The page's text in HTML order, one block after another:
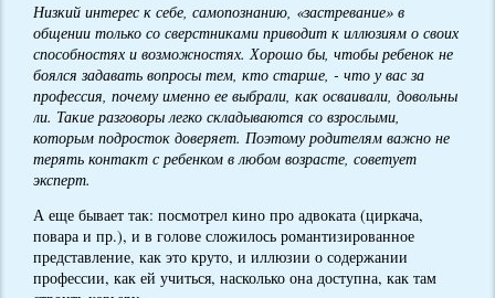
Низкий интерес к себе, самопознанию, «застревание» в
общении только со сверстниками приводит к иллюзиям о своих
способностях и возможностях. Хорошо бы, чтобы ребенок не
боялся задавать вопросы тем, кто старше, - что у вас за
профессия, почему именно ее выбрали, как осваивали, довольны
ли. Такие разговоры легко складываются со взрослыми,
которым подросток доверяет. Поэтому родителям важно не
терять контакт с ребенком в любом возрасте, советует
эксперт.
А еще бывает так: посмотрел кино про адвоката (циркача,
повара и пр.), и в голове сложилось романтизированное
представление, как это круто, и иллюзии о содержании
профессии, как ей учиться, насколько она доступна, как там